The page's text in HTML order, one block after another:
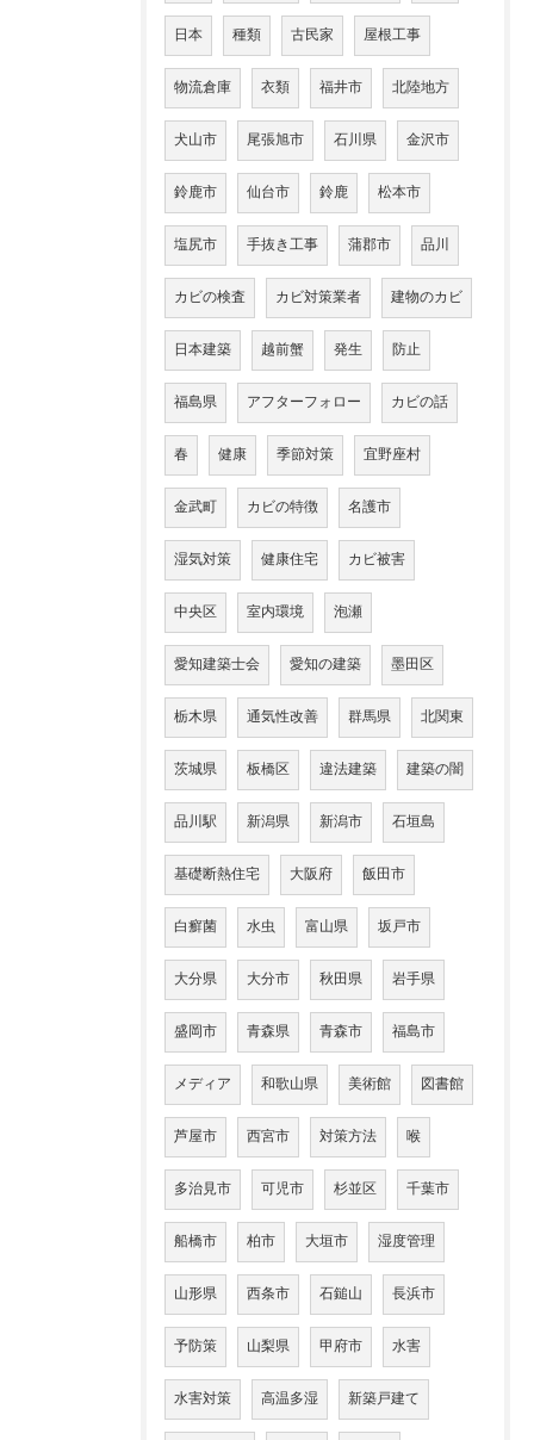
日本 種類 古民家 屋根工事
物流倉庫 衣類 福井市 北陸地方
犬山市 尾張旭市 石川県 金沢市
鈴鹿市 仙台市 鈴鹿 松本市
塩尻市 手抜き工事 蒲郡市 品川
カビの検査 カビ対策業者 建物のカビ
日本建築 越前蟹 発生 防止
福島県 アフターフォロー カビの話
春 健康 季節対策 宜野座村
金武町 カビの特徴 名護市
湿気対策 健康住宅 カビ被害
中央区 室内環境 泡瀬
愛知建築士会 愛知の建築 墨田区
栃木県 通気性改善 群馬県 北関東
茨城県 板橋区 違法建築 建築の闇
品川駅 新潟県 新潟市 石垣島
基礎断熱住宅 大阪府 飯田市
白癬菌 水虫 富山県 坂戸市
大分県 大分市 秋田県 岩手県
盛岡市 青森県 青森市 福島市
メディア 和歌山県 美術館 図書館
芦屋市 西宮市 対策方法 喉
多治見市 可児市 杉並区 千葉市
船橋市 柏市 大垣市 湿度管理
山形県 西条市 石鎚山 長浜市
予防策 山梨県 甲府市 水害
水害対策 高温多湿 新築戸建て